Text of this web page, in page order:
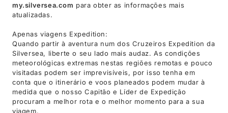
my.silversea.com para obter as informações mais
atualizadas.
Apenas viagens Expedition:
Quando partir à aventura num dos Cruzeiros Expedition da
Silversea, liberte o seu lado mais audaz. As condições
meteorológicas extremas nestas regiões remotas e pouco
visitadas podem ser imprevisíveis, por isso tenha em
conta que o itinerário e voos planeados podem mudar à
medida que o nosso Capitão e Líder de Expedição
procuram a melhor rota e o melhor momento para a sua
viagem.